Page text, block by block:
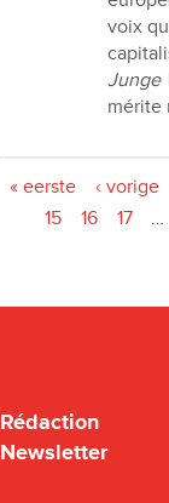
voix
Junge
mérite
« eerste ‹ vorige
15
16 17 …
Rédaction
Newsletter